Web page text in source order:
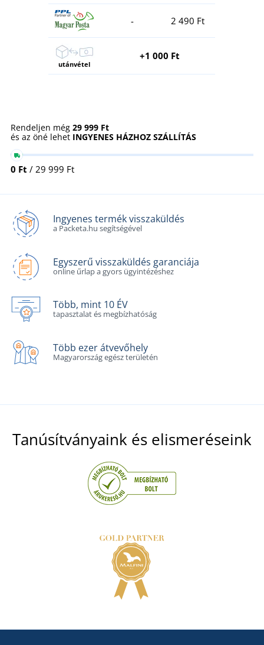
- 2 490 Ft
utánvétel
+1 000 Ft
Rendeljen még 29 999 Ft
és az öné lehet INGYENES HÁZHOZ SZÁLLÍTÁS
0 Ft / 29 999 Ft
Ingyenes termék visszaküldés
a Packeta.hu segítségével
Egyszerű visszaküldés garanciája
online űrlap a gyors ügyintézéshez
Több, mint 10 ÉV
tapasztalat és megbízhatóság
Több ezer átvevőhely
Magyarország egész területén
Tanúsítványaink és elismeréseink